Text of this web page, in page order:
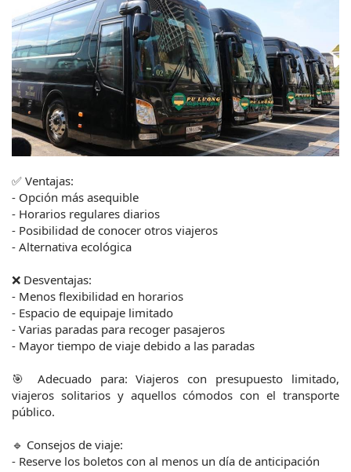
✅ Ventajas:
- Opción más asequible
- Horarios regulares diarios
- Posibilidad de conocer otros viajeros
- Alternativa ecológica
❌ Desventajas:
- Menos flexibilidad en horarios
- Espacio de equipaje limitado
- Varias paradas para recoger pasajeros
- Mayor tiempo de viaje debido a las paradas
🎯 Adecuado para: Viajeros con presupuesto limitado,
viajeros solitarios y aquellos cómodos con el transporte
público.
🔹 Consejos de viaje:
- Reserve los boletos con al menos un día de anticipación